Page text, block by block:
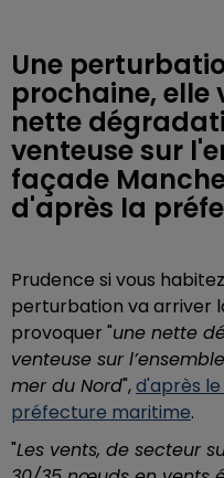
Une
prochaine, elle
nette
venteuse sur
façade
d'après la
Prudence si vous
perturbation va arriver
provoquer "une nette
venteuse sur
mer du Nord",d'après
préfecture maritime.
"Les vents, de secteur